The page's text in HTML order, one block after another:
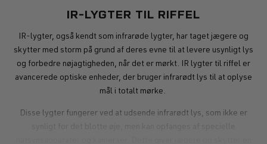
IR-LYGTER TIL RIFFEL
IR-lygter, også kendt som infrarøde lygter, har taget jægere og
skytter med storm på grund af deres evne til at levere usynligt lys
og forbedre nøjagtigheden, når det er mørkt. IR lygter til riffel er
avancerede optiske enheder, der bruger infrarødt lys til at oplyse
mål i totalt mørke.
Disse lygter fungerer ved at udsende infrarødt lys, som ikke er